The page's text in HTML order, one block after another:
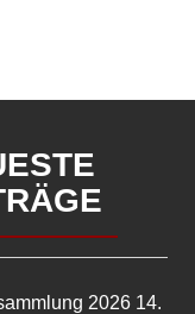
2026 14.